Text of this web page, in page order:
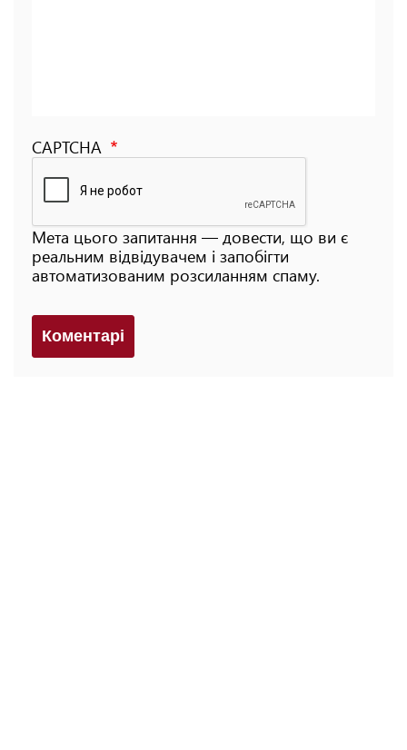
CAPTCHA
Мета цього запитання — довести, що ви є
реальним відвідувачем і запобігти
автоматизованим розсиланням спаму.
Коментарi